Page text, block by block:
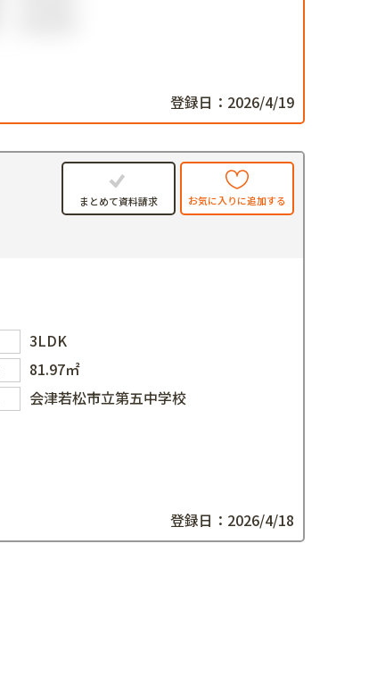
登録日：2026/4/19
まとめて資料請求 お気に入りに追加する
3LDK
81.97㎡
会津若松市立第五中学校
登録日：2026/4/18